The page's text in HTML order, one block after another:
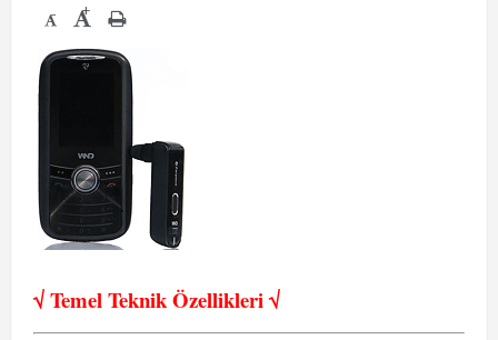
- +
√ Temel Teknik Özellikleri √